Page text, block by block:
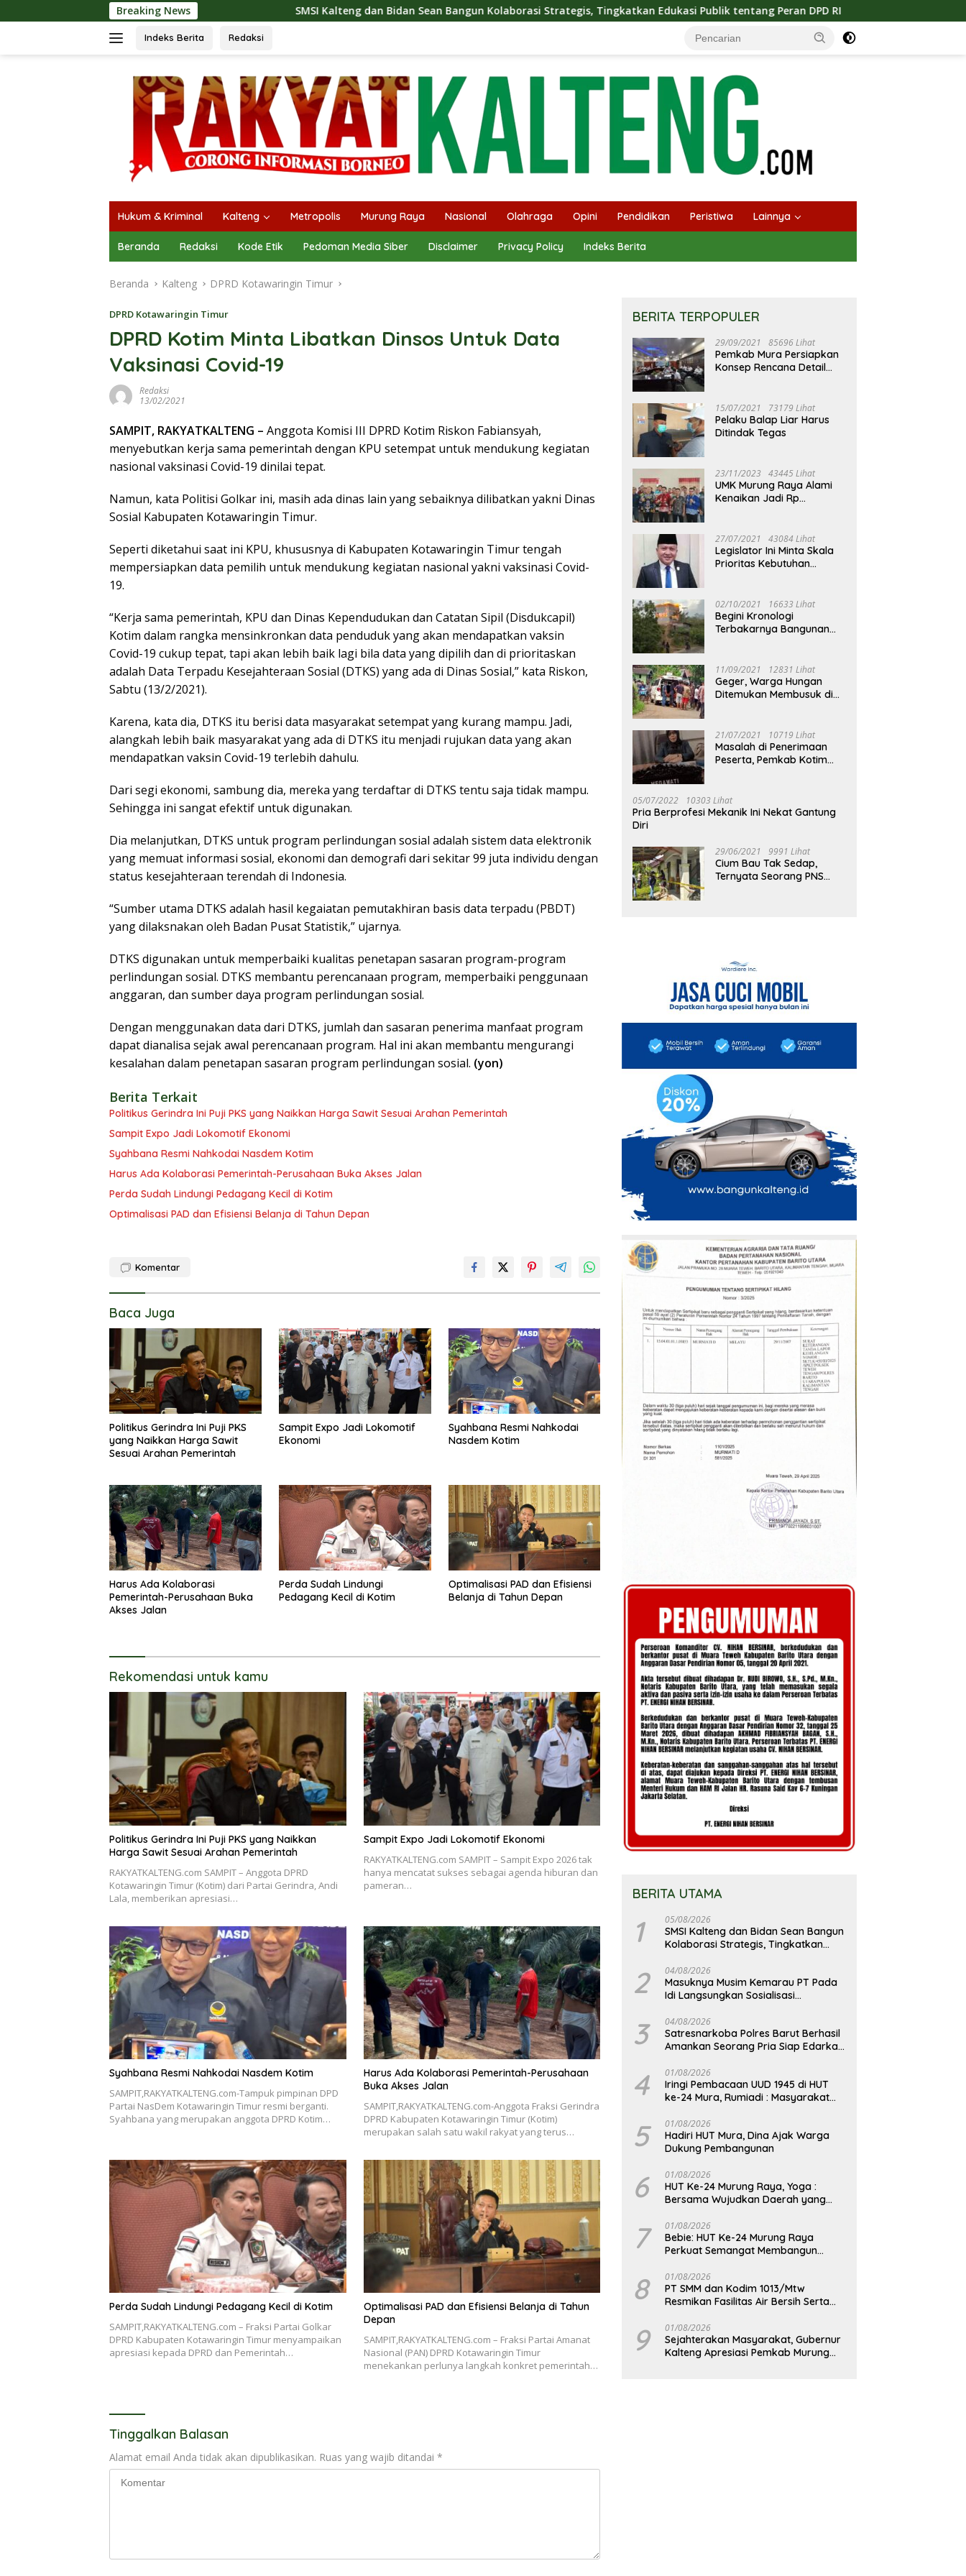
ke
Breaking NewsSMSI Kalteng dan Bidan Sean Bangun Kolaborasi Strategis, Tingkatkan Edukasi Publik tentang Peran DPD RI Masuknya Musim Kemarau PT Pada
Indeks Berita Redaksi
Hukum & Kriminal Kalteng Metropolis Murung Raya Nasional Olahraga Opini Pendidikan Peristiwa Lainnya
Beranda Redaksi Kode Etik Pedoman Media Siber Disclaimer Privacy Policy Indeks Berita
Beranda Kalteng DPRD Kotawaringin Timur
DPRD Kotawaringin Timur
DPRD Kotim Minta Libatkan Dinsos Untuk Data
Vaksinasi Covid-19
Redaksi
13/02/2021
SAMPIT, RAKYATKALTENG – Anggota Komisi III DPRD Kotim Riskon Fabiansyah,
menyebutkan kerja sama pemerintah dengan KPU setempat untuk mendukung kegiatan
nasional vaksinasi Covid-19 dinilai tepat.
Namun, kata Politisi Golkar ini, masih ada dinas lain yang sebaiknya dilibatkan yakni Dinas
Sosial Kabupaten Kotawaringin Timur.
Seperti diketahui saat ini KPU, khususnya di Kabupaten Kotawaringin Timur tengah
mempersiapkan data pemilih untuk mendukung kegiatan nasional yakni vaksinasi Covid-
19.
“Kerja sama pemerintah, KPU dan Dinas Kependudukan dan Catatan Sipil (Disdukcapil)
Kotim dalam rangka mensinkronkan data penduduk yang akan mendapatkan vaksin
Covid-19 cukup tepat, tapi akan lebih baik lagi bila data yang dipilih dan di prioritaskan
adalah Data Terpadu Kesejahteraan Sosial (DTKS) yang ada di Dinas Sosial,” kata Riskon,
Sabtu (13/2/2021).
Karena, kata dia, DTKS itu berisi data masyarakat setempat yang kurang mampu. Jadi,
alangkah lebih baik masyarakat yang ada di DTKS itu menjadi rujukan data yang akan
mendapatkan vaksin Covid-19 terlebih dahulu.
Dari segi ekonomi, sambung dia, mereka yang terdaftar di DTKS tentu saja tidak mampu.
Sehingga ini sangat efektif untuk digunakan.
Dia melanjutkan, DTKS untuk program perlindungan sosial adalah sistem data elektronik
yang memuat informasi sosial, ekonomi dan demografi dari sekitar 99 juta individu dengan
status kesejahteraan terendah di Indonesia.
“Sumber utama DTKS adalah hasil kegaiatan pemutakhiran basis data terpadu (PBDT)
yang dilaksnakan oleh Badan Pusat Statistik,” ujarnya.
DTKS digunakan untuk memperbaiki kualitas penetapan sasaran program-program
perlindungan sosial. DTKS membantu perencanaan program, memperbaiki penggunaan
anggaran, dan sumber daya program perlindungan sosial.
Dengan menggunakan data dari DTKS, jumlah dan sasaran penerima manfaat program
dapat dianalisa sejak awal perencanaan program. Hal ini akan membantu mengurangi
kesalahan dalam penetapan sasaran program perlindungan sosial. (yon)
Berita Terkait
Politikus Gerindra Ini Puji PKS yang Naikkan Harga Sawit Sesuai Arahan Pemerintah
Sampit Expo Jadi Lokomotif Ekonomi
Syahbana Resmi Nahkodai Nasdem Kotim
Harus Ada Kolaborasi Pemerintah-Perusahaan Buka Akses Jalan
Perda Sudah Lindungi Pedagang Kecil di Kotim
Optimalisasi PAD dan Efisiensi Belanja di Tahun Depan
Komentar
Baca Juga
Politikus Gerindra Ini Puji PKS
yang Naikkan Harga Sawit
Sesuai Arahan Pemerintah
Sampit Expo Jadi Lokomotif
Ekonomi
Syahbana Resmi Nahkodai
Nasdem Kotim
Harus Ada Kolaborasi
Pemerintah-Perusahaan Buka
Akses Jalan
Perda Sudah Lindungi
Pedagang Kecil di Kotim
Optimalisasi PAD dan Efisiensi
Belanja di Tahun Depan
Rekomendasi untuk kamu
Politikus Gerindra Ini Puji PKS yang Naikkan
Harga Sawit Sesuai Arahan Pemerintah
RAKYATKALTENG.com SAMPIT – Anggota DPRD
Kotawaringin Timur (Kotim) dari Partai Gerindra, Andi
Lala, memberikan apresiasi…
Sampit Expo Jadi Lokomotif Ekonomi
RAKYATKALTENG.com SAMPIT – Sampit Expo 2026 tak
hanya mencatat sukses sebagai agenda hiburan dan
pameran…
Syahbana Resmi Nahkodai Nasdem Kotim
SAMPIT,RAKYATKALTENG.com-Tampuk pimpinan DPD
Partai NasDem Kotawaringin Timur resmi berganti.
Syahbana yang merupakan anggota DPRD Kotim…
Harus Ada Kolaborasi Pemerintah-Perusahaan
Buka Akses Jalan
SAMPIT,RAKYATKALTENG.com-Anggota Fraksi Gerindra
DPRD Kabupaten Kotawaringin Timur (Kotim)
merupakan salah satu wakil rakyat yang terus…
Perda Sudah Lindungi Pedagang Kecil di Kotim
SAMPIT,RAKYATKALTENG.com – Fraksi Partai Golkar
DPRD Kabupaten Kotawaringin Timur menyampaikan
apresiasi kepada DPRD dan Pemerintah…
Optimalisasi PAD dan Efisiensi Belanja di Tahun
Depan
SAMPIT,RAKYATKALTENG.com – Fraksi Partai Amanat
Nasional (PAN) DPRD Kotawaringin Timur
menekankan perlunya langkah konkret pemerintah…
Tinggalkan Balasan
Alamat email Anda tidak akan dipublikasikan. Ruas yang wajib ditandai *
BERITA TERPOPULER
29/09/2021 85696 Lihat
Pemkab Mura Persiapkan
Konsep Rencana Detail
15/07/2021 73179 Lihat
Pelaku Balap Liar Harus
Ditindak Tegas
23/11/2023 43445 Lihat
UMK Murung Raya Alami
Kenaikan Jadi Rp
27/07/2021 43084 Lihat
Legislator Ini Minta Skala
Prioritas Kebutuhan
02/10/2021 16633 Lihat
Begini Kronologi
Terbakarnya Bangunan
11/09/2021 12831 Lihat
Geger, Warga Hungan
Ditemukan Membusuk di
21/07/2021 10719 Lihat
Masalah di Penerimaan
Peserta, Pemkab Kotim
05/07/2022 10303 Lihat
Pria Berprofesi Mekanik Ini Nekat Gantung
Diri
29/06/2021 9991 Lihat
Cium Bau Tak Sedap,
Ternyata Seorang PNS
BERITA UTAMA
1 05/08/2026
SMSI Kalteng dan Bidan Sean Bangun
Kolaborasi Strategis, Tingkatkan
2 04/08/2026
Masuknya Musim Kemarau PT Pada
Idi Langsungkan Sosialisasi
3 04/08/2026
Satresnarkoba Polres Barut Berhasil
Amankan Seorang Pria Siap Edarkan
Gram
4 01/08/2026
Iringi Pembacaan UUD 1945 di HUT
ke-24 Mura, Rumiadi : Masyarakat
yang Lebih Besar
5 01/08/2026
Hadiri HUT Mura, Dina Ajak Warga
Dukung Pembangunan
6 01/08/2026
HUT Ke-24 Murung Raya, Yoga :
Bersama Wujudkan Daerah yang
7 01/08/2026
Bebie: HUT Ke-24 Murung Raya
Perkuat Semangat Membangun
8 01/08/2026
PT SMM dan Kodim 1013/Mtw
Resmikan Fasilitas Air Bersih Serta
Masyarakat
9 01/08/2026
Sejahterakan Masyarakat, Gubernur
Kalteng Apresiasi Pemkab Murung